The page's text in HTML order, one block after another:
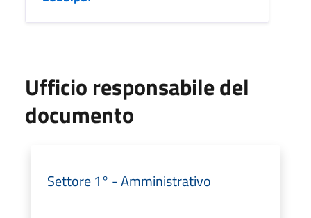
Ufficio responsabile del
documento
Settore 1° - Amministrativo